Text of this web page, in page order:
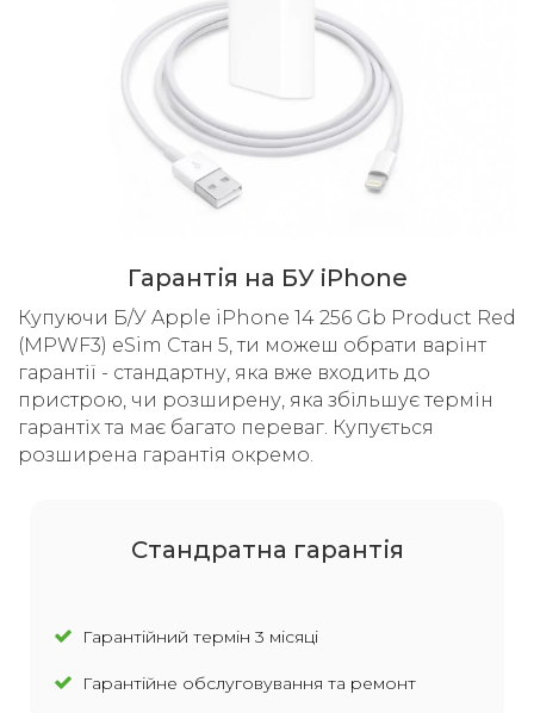
Гарантія на БУ iPhone
Купуючи Б/У Apple iPhone 14 256 Gb Product Red
(MPWF3) eSim Стан 5, ти можеш обрати варінт
гарантії - стандартну, яка вже входить до
пристрою, чи розширену, яка збільшує термін
гарантіх та має багато переваг. Купується
розширена гарантія окремо.
Cтандратна гарантія
Гарантійний термін 3 місяці
Гарантійне обслуговування та ремонт